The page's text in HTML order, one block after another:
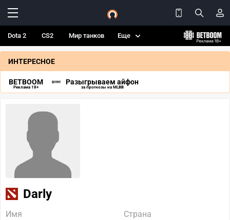
Dota 2 CS2 Мир танков Еще
ИНТЕРЕСНОЕ
BETBOOM
Реклама 18+
Разыгрываем айфон
за прогнозы на MLBB
Darly
Имя
Страна